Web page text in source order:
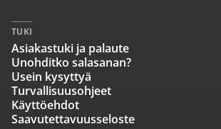
TUKI
Asiakastuki ja palaute
Unohditko salasanan?
Usein kysyttyä
Turvallisuusohjeet
Käyttöehdot
Saavutettavuusseloste